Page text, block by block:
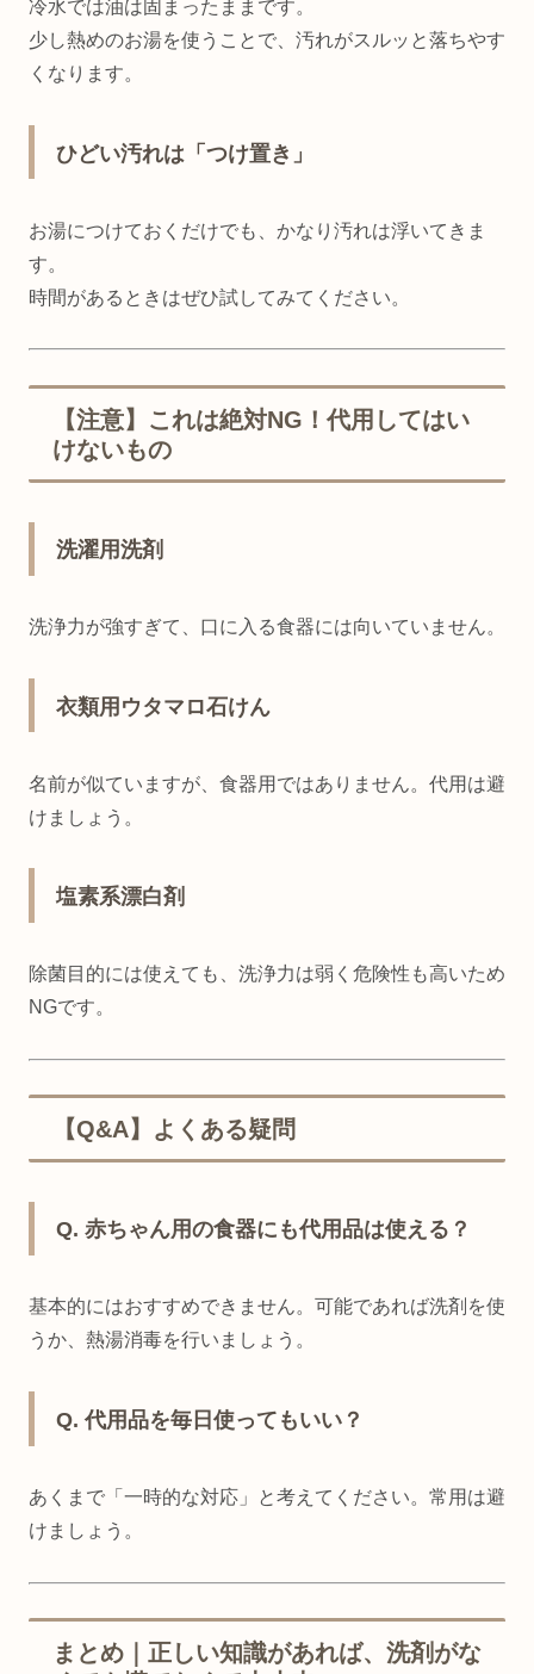
冷水では油は固まったままです。
少し熱めのお湯を使うことで、汚れがスルッと落ちやす
くなります。
ひどい汚れは「つけ置き」
お湯につけておくだけでも、かなり汚れは浮いてきま
す。
時間があるときはぜひ試してみてください。
【注意】これは絶対NG！代用してはい
けないもの
洗濯用洗剤
洗浄力が強すぎて、口に入る食器には向いていません。
衣類用ウタマロ石けん
名前が似ていますが、食器用ではありません。代用は避
けましょう。
塩素系漂白剤
除菌目的には使えても、洗浄力は弱く危険性も高いため
NGです。
【Q&A】よくある疑問
Q. 赤ちゃん用の食器にも代用品は使える？
基本的にはおすすめできません。可能であれば洗剤を使
うか、熱湯消毒を行いましょう。
Q. 代用品を毎日使ってもいい？
あくまで「一時的な対応」と考えてください。常用は避
けましょう。
まとめ｜正しい知識があれば、洗剤がな